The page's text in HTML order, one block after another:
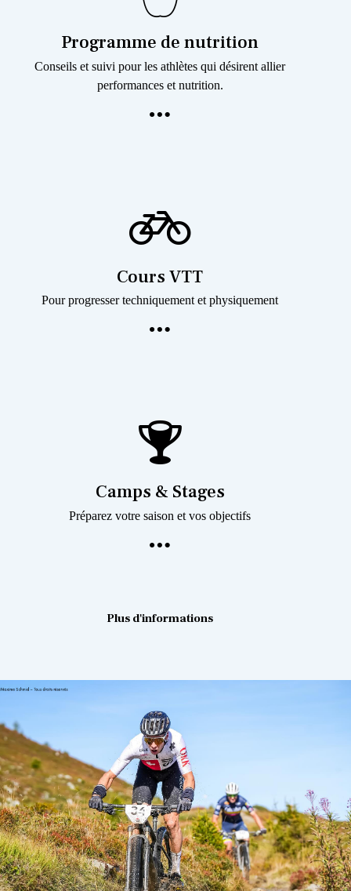
Programme de nutrition
Conseils et suivi pour les athlètes qui désirent allier
performances et nutrition.
Cours VTT
Pour progresser techniquement et physiquement
Camps & Stages
Préparez votre saison et vos objectifs
Plus d'informations